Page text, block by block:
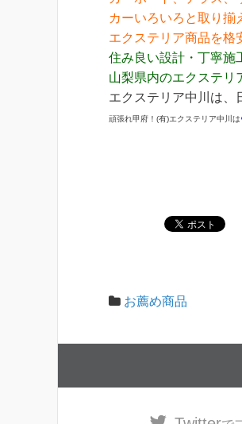
カーいろいろと取り揃
エクステリア商品を格
住み良い設計・丁寧施
山梨県内のエクステリ
エクステリア中川は、
頑張れ甲府！(有)エクステリア中川は
お薦め商品